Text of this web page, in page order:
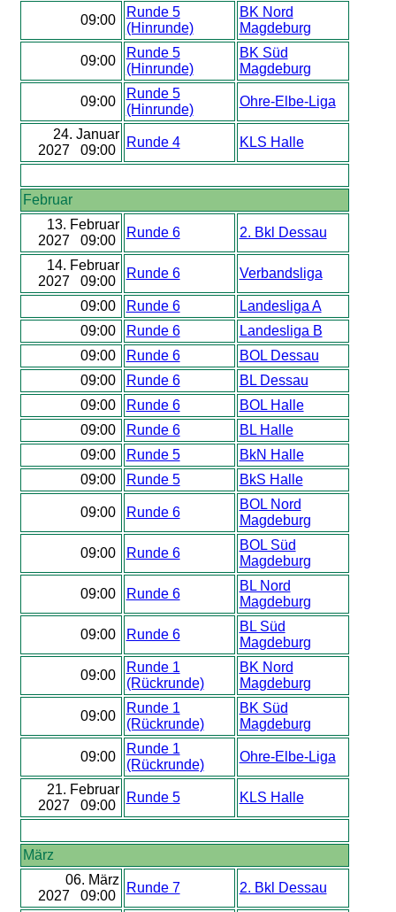
09:00
Runde 5
(Hinrunde)
BK Nord
Magdeburg
09:00
Runde 5
(Hinrunde)
BK Süd
Magdeburg
09:00
Runde 5
(Hinrunde)
Ohre-Elbe-Liga
24. Januar
2027 09:00
Runde 4 KLS Halle
Februar
13. Februar
2027 09:00
Runde 6 2. Bkl Dessau
14. Februar
2027 09:00
Runde 6 Verbandsliga
09:00 Runde 6
Landesliga A
09:00
Runde 6
Landesliga B
09:00
Runde 6
BOL Dessau
09:00
Runde 6
BL Dessau
09:00
Runde 6
BOL Halle
09:00
Runde 6
BL Halle
09:00
Runde 5
BkN Halle
09:00
Runde 5 BkS Halle
09:00 Runde 6
BOL Nord
Magdeburg
09:00 Runde 6
BOL Süd
Magdeburg
09:00 Runde 6
BL Nord
Magdeburg
09:00 Runde 6
BL Süd
Magdeburg
09:00
Runde 1
(Rückrunde)
BK Nord
Magdeburg
09:00
Runde 1
(Rückrunde)
BK Süd
Magdeburg
09:00
Runde 1
(Rückrunde)
Ohre-Elbe-Liga
21. Februar
2027 09:00
Runde 5 KLS Halle
März
06. März
2027 09:00
Runde 7 2. Bkl Dessau